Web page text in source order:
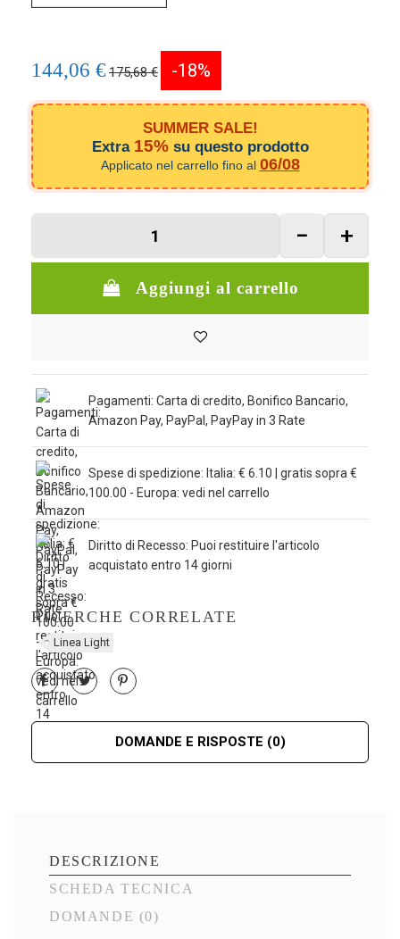
144,06 €175,68 € -18%
SUMMER SALE!
Extra 15%su questo prodotto
Applicato nel carrello fino al 06/08
Aggiungi al carrello
Pagamenti: Carta di credito, Bonifico Bancario,
Amazon Pay, PayPal, PayPay in 3 Rate
Spese di spedizione: Italia: € 6.10 | gratis sopra €
100.00 - Europa: vedi nel carrello
Diritto di Recesso: Puoi restituire l'articolo
acquistato entro 14 giorni
RICERCHE CORRELATE
Linea Light
DOMANDE E RISPOSTE (0)
DESCRIZIONE
SCHEDA TECNICA
DOMANDE (0)